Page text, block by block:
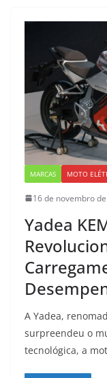
MARCAS MOTO
16 de novembro
Yadea
A Yadea,
surpreendeu o
tecnológica, a